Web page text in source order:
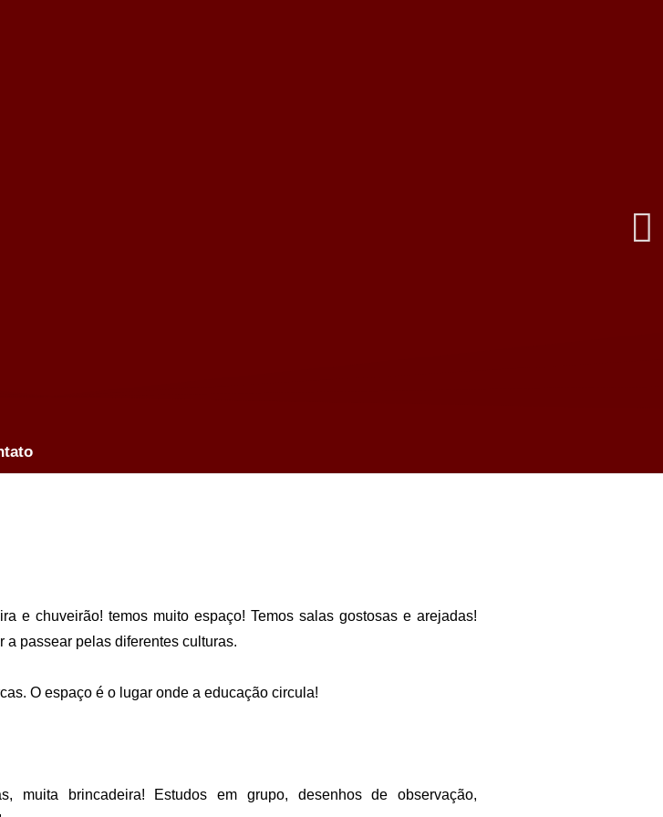
e chuveirão! temos muito espaço! Temos salas gostosas e arejadas!
passear pelas diferentes culturas.
O espaço é o lugar onde a educação circula!
muita brincadeira! Estudos em grupo, desenhos de observação,